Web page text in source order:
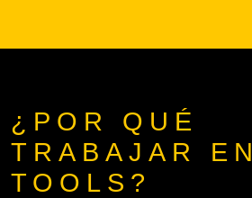
¿POR QUÉ
TRABAJAR EN
TOOLS?